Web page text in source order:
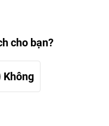
cho bạn?
Không